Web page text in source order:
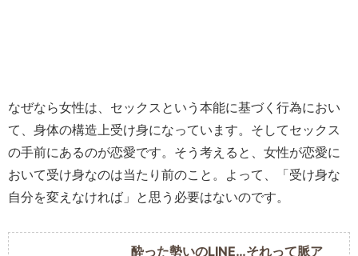
なぜなら女性は、セックスという本能に基づく行為におい
て、身体の構造上受け身になっています。そしてセックス
の手前にあるのが恋愛です。そう考えると、女性が恋愛に
おいて受け身なのは当たり前のこと。よって、「受け身な
自分を変えなければ」と思う必要はないのです。
酔った勢いのLINE…それって脈ア